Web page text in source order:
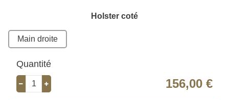
Holster coté
Main droite
Quantité
156,00 €